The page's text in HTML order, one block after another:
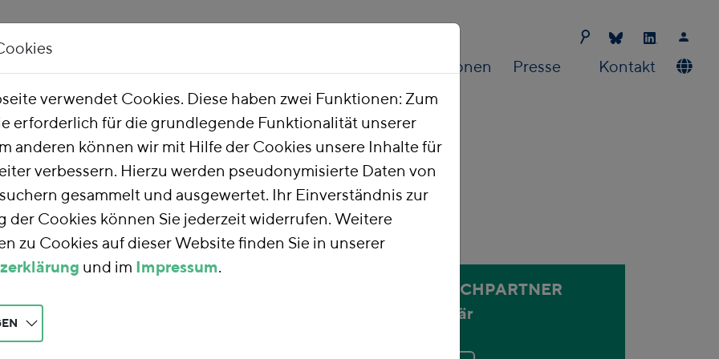
Publikationen Presse Kontakt
Finanzreform
nutzen wir die
auf eine
und Gesellschaft
Umwelt und
ANSPRECHPARTNER
Holger Bär
verwendet Cookies. Diese haben zwei Funktionen: Zum
erforderlich für die grundlegende Funktionalität unserer
anderen können wir mit Hilfe der Cookies unsere Inhalte für
verbessern. Hierzu werden pseudonymisierte Daten von
gesammelt und ausgewertet. Ihr Einverständnis zur
der Cookies können Sie jederzeit widerrufen. Weitere
zu Cookies auf dieser Website finden Sie in unserer
und im Impressum.